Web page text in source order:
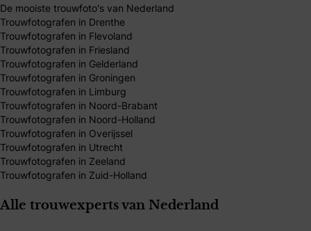
De mooiste trouwfoto's van Nederland
Trouwfotografen in Drenthe
Trouwfotografen in Flevoland
Trouwfotografen in Friesland
Trouwfotografen in Gelderland
Trouwfotografen in Groningen
Trouwfotografen in Limburg
Trouwfotografen in Noord-Brabant
Trouwfotografen in Noord-Holland
Trouwfotografen in Overijssel
Trouwfotografen in Utrecht
Trouwfotografen in Zeeland
Trouwfotografen in Zuid-Holland
Alle trouwexperts van Nederland